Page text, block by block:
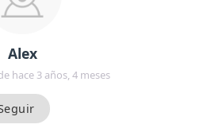
Alex
hace 3 años, 4 meses